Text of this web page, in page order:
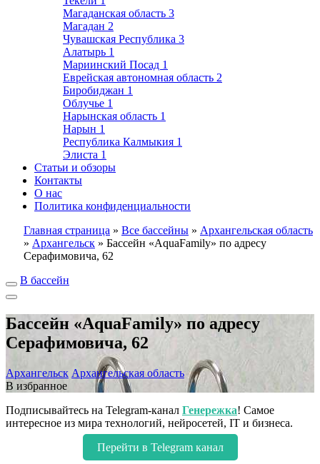
Магаданская область 3
Магадан 2
Чувашская Республика 3
Алатырь 1
Мариинский Посад 1
Еврейская автономная область 2
Биробиджан 1
Облучье 1
Нарынская область 1
Нарын 1
Республика Калмыкия 1
Элиста 1
Статьи и обзоры
Контакты
О нас
Политика конфиденциальности
Главная страница » Все бассейны » Архангельская область
» Архангельск » Бассейн «AquaFamily» по адресу
Серафимовича, 62
В бассейн
Бассейн «AquaFamily» по адресу
Серафимовича, 62
Архангельск Архангельская область
В избранное
Подписывайтесь на Telegram-канал Генережка! Самое
интересное из мира технологий, нейросетей, IT и бизнеса.
Перейти в Telegram канал